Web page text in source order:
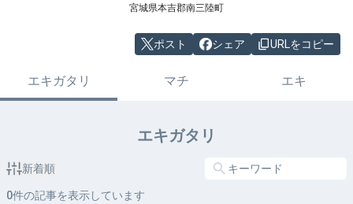
宮城県本吉郡南三陸町
ポスト シェア URLをコピー
エキガタリ マチ エキ
エキガタリ
新着順
0件の記事を表示しています